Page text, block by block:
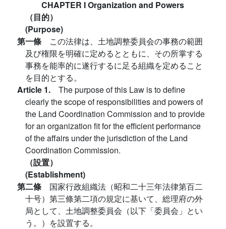
CHAPTER I Organization and Powers
（目的）
(Purpose)
第一條 この法律は、土地調整委員会の事務の範囲
及び権限を明確に定めるとともに、その所掌する
事務を能率的に遂行するに足る組織を定めること
を目的とする。
Article 1. The purpose of this Law is to define
clearly the scope of responsibilities and powers of
the Land Coordination Commission and to provide
for an organization fit for the efficient performance
of the affairs under the jurisdiction of the Land
Coordination Commission.
（設置）
(Establishment)
第二條 国家行政組織法（昭和二十三年法律第百二
十号）第三條第二項の規定に基いて、総理府の外
局として、土地調整委員会（以下「委員会」とい
う。）を設置する。